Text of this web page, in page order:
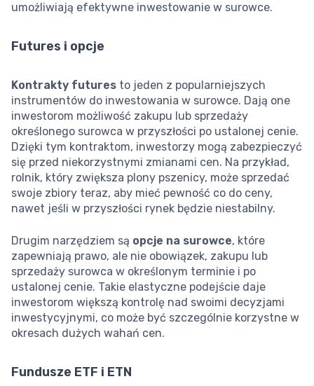
umożliwiają efektywne inwestowanie w surowce.
Futures i opcje
Kontrakty futures to jeden z popularniejszych
instrumentów do inwestowania w surowce. Dają one
inwestorom możliwość zakupu lub sprzedaży
określonego surowca w przyszłości po ustalonej cenie.
Dzięki tym kontraktom, inwestorzy mogą zabezpieczyć
się przed niekorzystnymi zmianami cen. Na przykład,
rolnik, który zwiększa plony pszenicy, może sprzedać
swoje zbiory teraz, aby mieć pewność co do ceny,
nawet jeśli w przyszłości rynek będzie niestabilny.
Drugim narzędziem są opcje na surowce, które
zapewniają prawo, ale nie obowiązek, zakupu lub
sprzedaży surowca w określonym terminie i po
ustalonej cenie. Takie elastyczne podejście daje
inwestorom większą kontrolę nad swoimi decyzjami
inwestycyjnymi, co może być szczególnie korzystne w
okresach dużych wahań cen.
Fundusze ETF i ETN